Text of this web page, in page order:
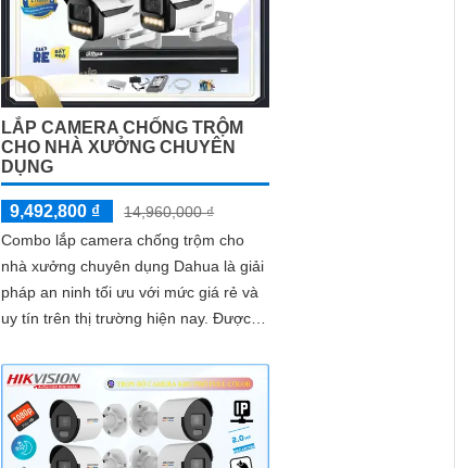
LẮP CAMERA CHỐNG TRỘM
CHO NHÀ XƯỞNG CHUYÊN
DỤNG
9,492,800 ₫
14,960,000 ₫
Combo lắp camera chống trộm cho
nhà xưởng chuyên dụng Dahua là giải
pháp an ninh tối ưu với mức giá rẻ và
uy tín trên thị trường hiện nay. Được